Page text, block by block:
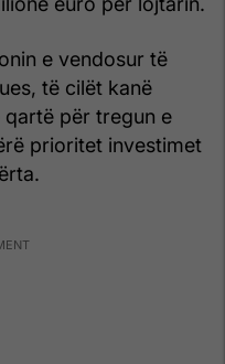
e vendosur të
të cilët kanë
për tregun e
prioritet investimet